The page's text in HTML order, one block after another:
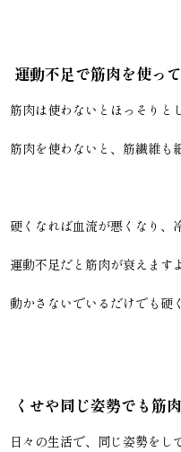
運動不足で筋肉を使っ
筋肉は使わないとほっそりと
筋肉を使わないと、筋繊維も
硬くなれば血流が悪くなり、
運動不足だと筋肉が衰えます
動かさないでいるだけでも硬
くせや同じ姿勢でも筋
日々の生活で、同じ姿勢をし